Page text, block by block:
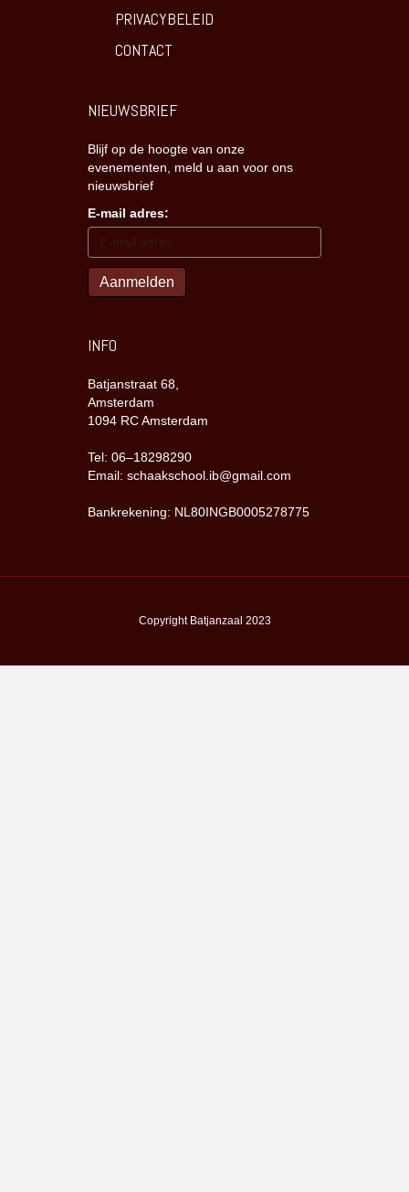
PRIVACYBELEID
CONTACT
NIEUWSBRIEF
Blijf op de hoogte van onze
evenementen, meld u aan voor ons
nieuwsbrief
E-mail adres:
INFO
Batjanstraat 68,
Amsterdam
1094 RC Amsterdam
Tel: 06–18298290
Email: schaakschool.ib@gmail.com
Bankrekening: NL80INGB0005278775
Copyright Batjanzaal 2023